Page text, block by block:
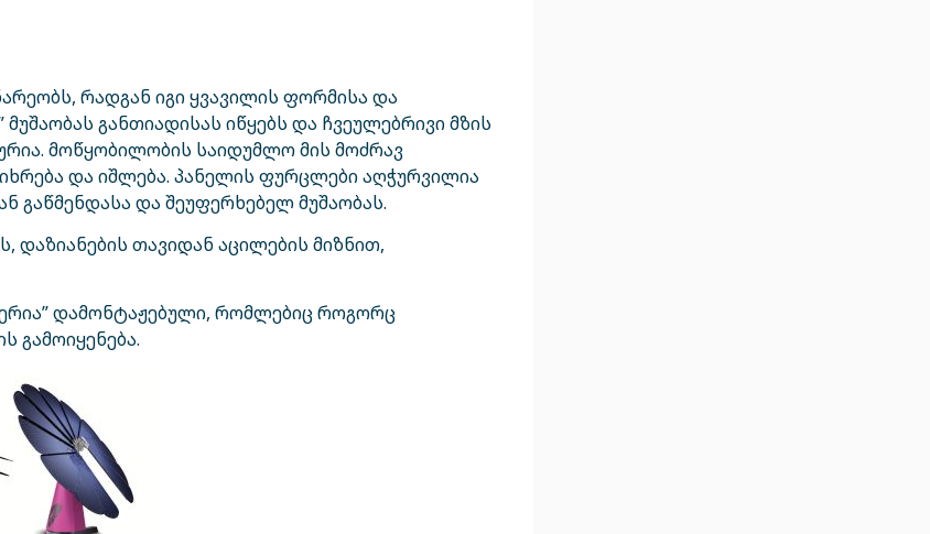
რადგან იგი ყვავილის ფორმისა და
განთიადისას იწყებს და ჩვეულებრივი მზის
მოწყობილობის საიდუმლო მის მოძრავ
და იშლება. პანელის ფურცლები აღჭურვილია
გაწმენდასა და შეუფერხებელ მუშაობას.
თავიდან აცილების მიზნით,
დამონტაჟებული, რომლებიც როგორც
გამოიყენება.